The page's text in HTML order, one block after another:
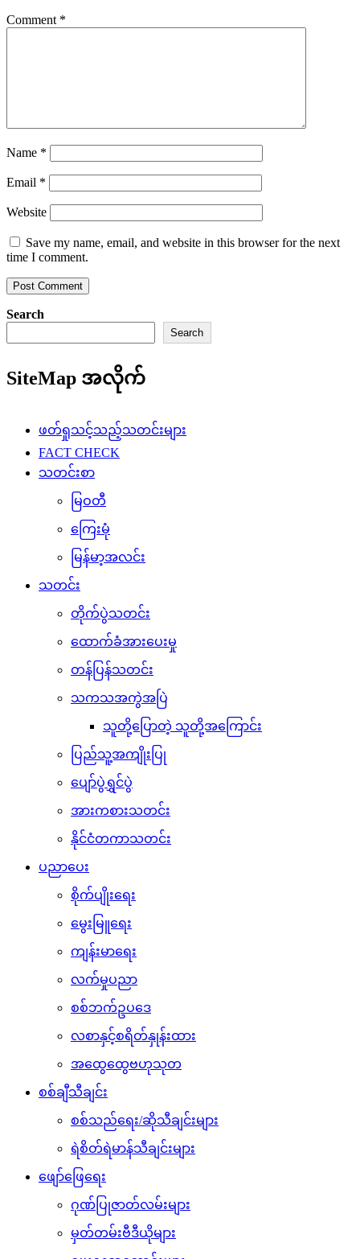
Comment *
Name *
Email *
Website
Save my name, email, and website in this browser for the next
time I comment.
Search
Search
SiteMap အလိုက်
ဖတ်ရှုသင့်သည့်သတင်းများ
FACT CHECK
သတင်းစာ
မြဝတီ
ကြေးမုံ
မြန်မာ့အလင်း
သတင်း
တိုက်ပွဲသတင်း
ထောက်ခံအားပေးမှု
တန်ပြန်သတင်း
သကသအကွဲအပြဲ
သူတို့ပြောတဲ့ သူတို့အကြောင်း
ပြည်သူ့အကျိုးပြု
ပျော်ပွဲရွှင်ပွဲ
အားကစားသတင်း
နိုင်ငံတကာသတင်း
ပညာပေး
စိုက်ပျိုးရေး
မွေးမြူရေး
ကျန်းမာရေး
လက်မှုပညာ
စစ်ဘက်ဥပဒေ
လစာနှင့်စရိတ်နှုန်းထား
အထွေထွေဗဟုသုတ
စစ်ချီသီချင်း
စစ်သည်ရေး/ဆိုသီချင်းများ
ရဲစိတ်ရဲမာန်သီချင်းများ
ဖျော်ဖြေရေး
ဂုဏ်ပြုဇာတ်လမ်းများ
မှတ်တမ်းဗီဒီယိုများ